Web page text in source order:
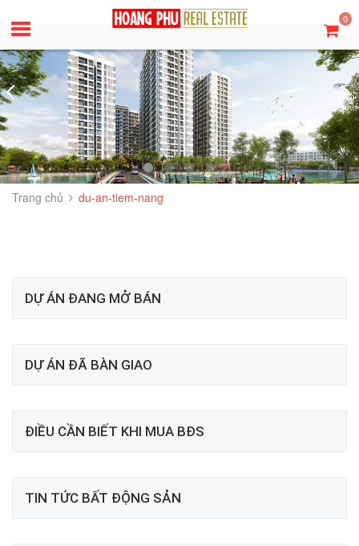
0
Trang chủ du-an-tiem-nang
DỰ ÁN ĐANG MỞ BÁN
DỰ ÁN ĐÃ BÀN GIAO
ĐIỀU CẦN BIẾT KHI MUA BĐS
TIN TỨC BẤT ĐỘNG SẢN